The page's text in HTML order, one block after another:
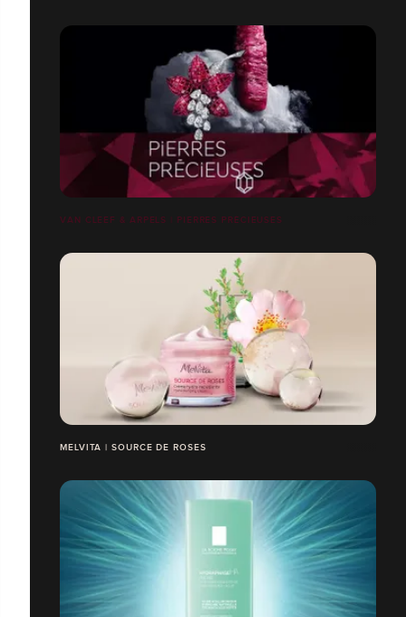
VAN CLEEF & ARPELS | PIERRES PRÉCIEUSES
MELVITA | SOURCE DE ROSES